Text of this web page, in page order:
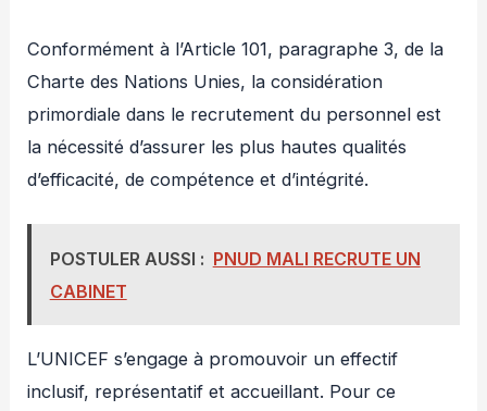
Conformément à l’Article 101, paragraphe 3, de la
Charte des Nations Unies, la considération
primordiale dans le recrutement du personnel est
la nécessité d’assurer les plus hautes qualités
d’efficacité, de compétence et d’intégrité.
POSTULER AUSSI : PNUD MALI RECRUTE UN
CABINET
L’UNICEF s’engage à promouvoir un effectif
inclusif, représentatif et accueillant. Pour ce